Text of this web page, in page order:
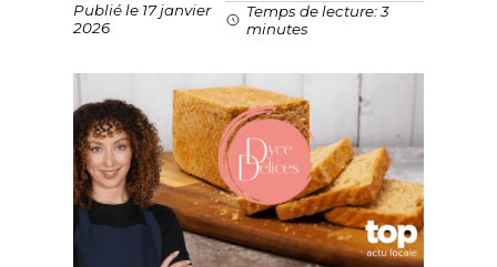
Publié le 17 janvier
2026
Temps de lecture: 3
minutes